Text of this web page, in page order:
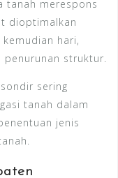
tanah merespons
dioptimalkan
hari,
struktur.
sering
tanah dalam
jenis